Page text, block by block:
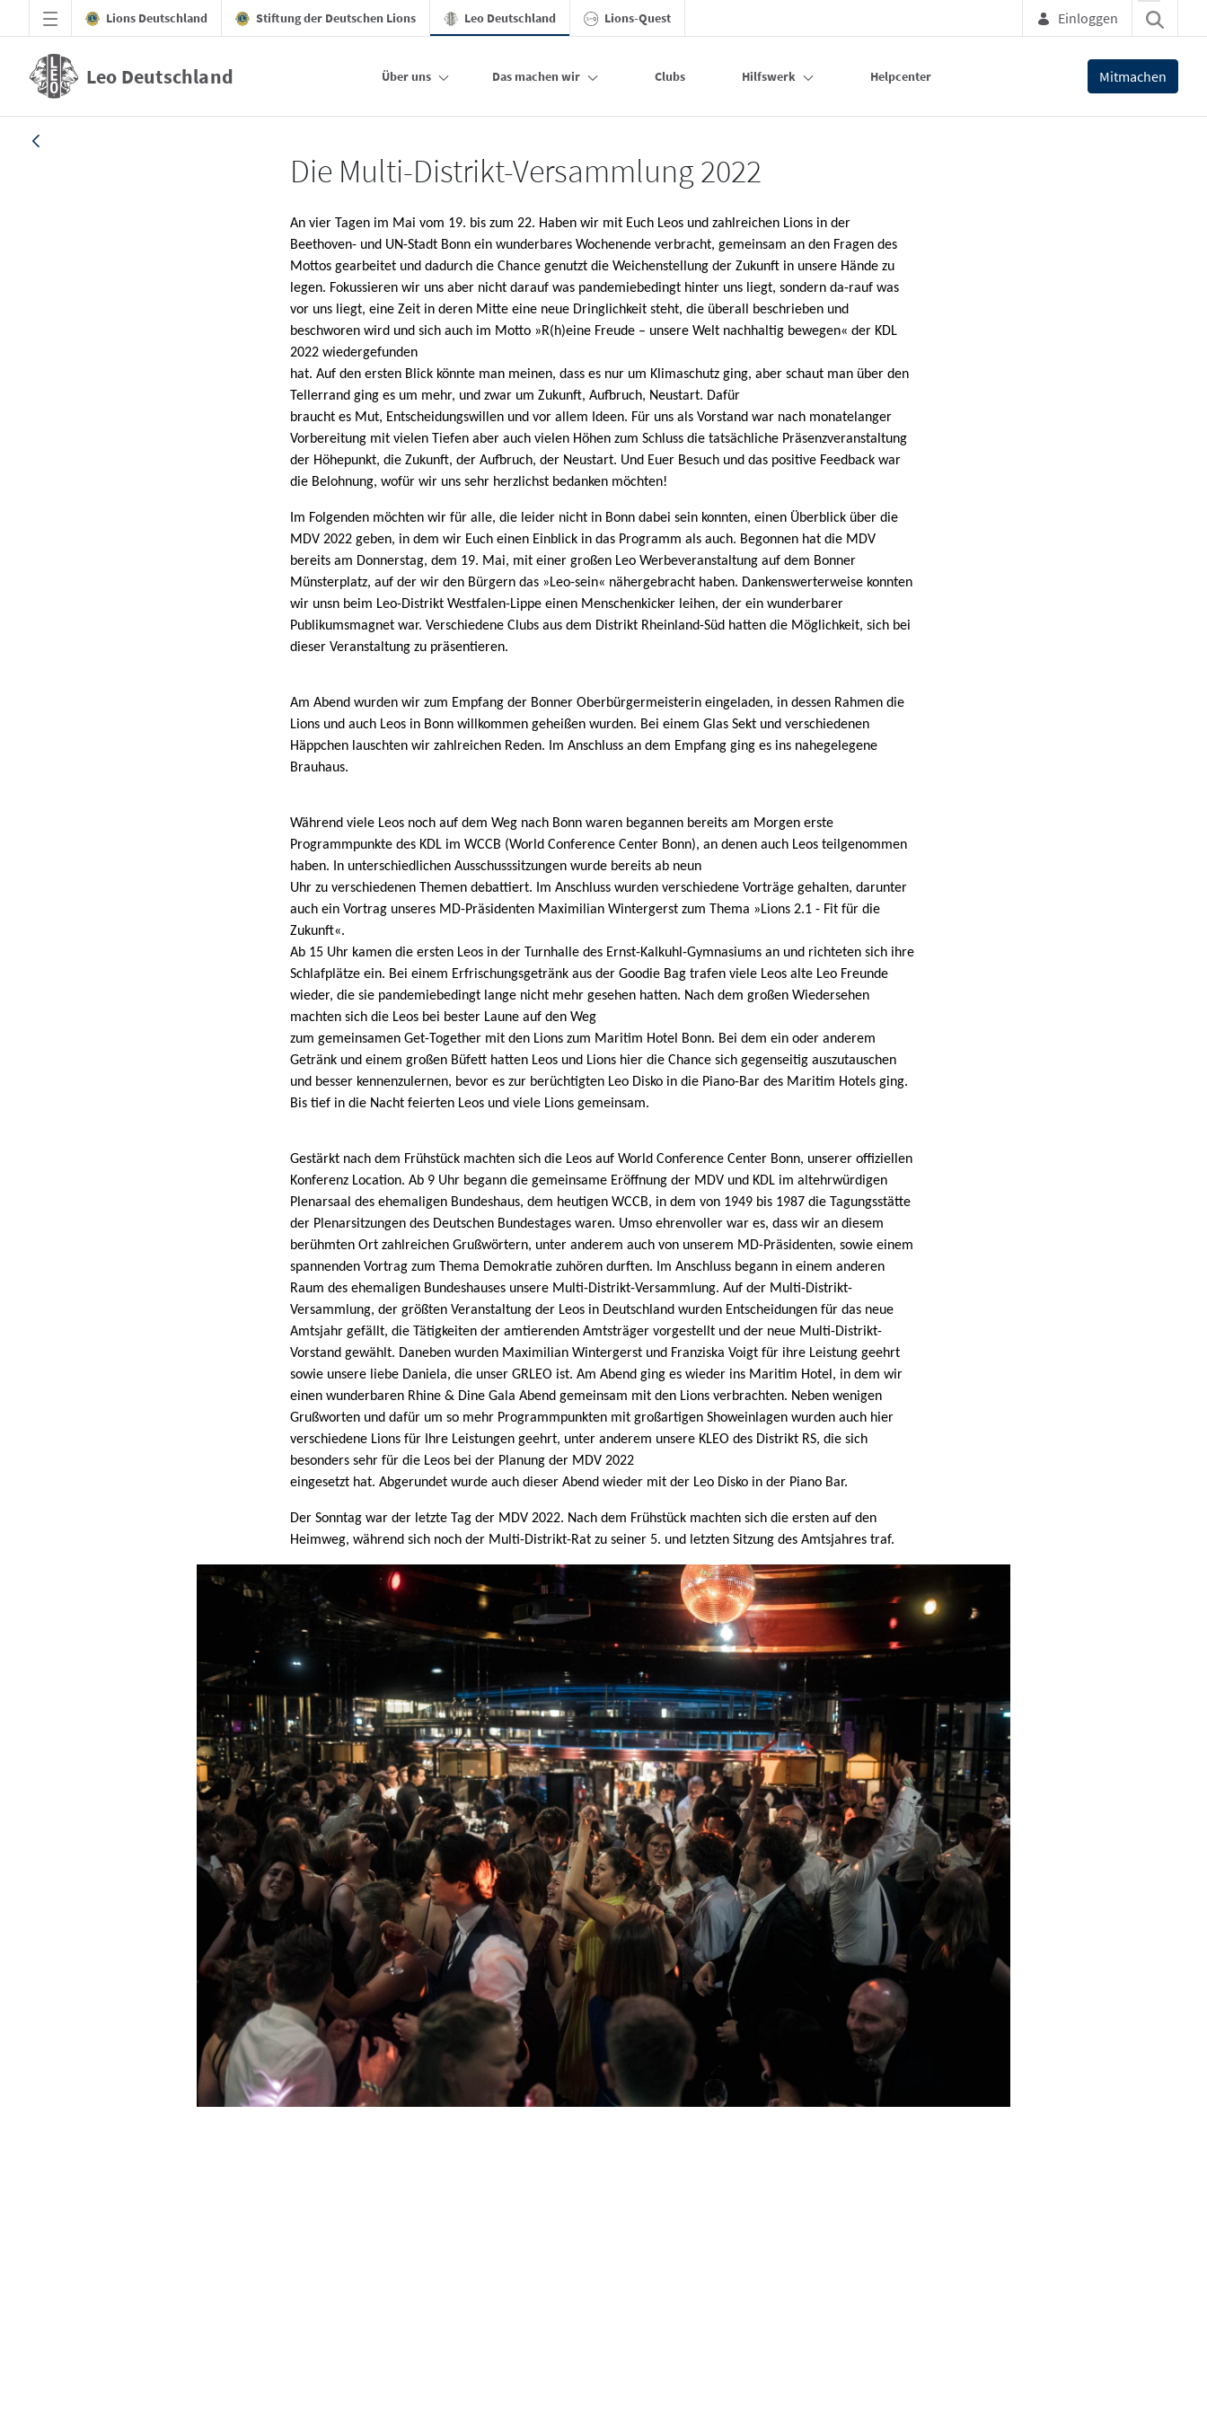
Zum Hauptinhalt springen
Lions Deutschland Stiftung der Deutschen Lions Leo Deutschland Lions-Quest Einloggen
Leo Deutschland Über uns Das machen wir Clubs Hilfswerk Helpcenter Mitmachen
Die Multi-Distrikt-Versammlung 2022
An vier Tagen im Mai vom 19. bis zum 22. Haben wir mit Euch Leos und zahlreichen Lions in der
Beethoven- und UN-Stadt Bonn ein wunderbares Wochenende verbracht, gemeinsam an den Fragen des
Mottos gearbeitet und dadurch die Chance genutzt die Weichenstellung der Zukunft in unsere Hände zu
legen. Fokussieren wir uns aber nicht darauf was pandemiebedingt hinter uns liegt, sondern da-rauf was
vor uns liegt, eine Zeit in deren Mitte eine neue Dringlichkeit steht, die überall beschrieben und
beschworen wird und sich auch im Motto »R(h)eine Freude – unsere Welt nachhaltig bewegen« der KDL
2022 wiedergefunden
hat. Auf den ersten Blick könnte man meinen, dass es nur um Klimaschutz ging, aber schaut man über den
Tellerrand ging es um mehr, und zwar um Zukunft, Aufbruch, Neustart. Dafür
braucht es Mut, Entscheidungswillen und vor allem Ideen. Für uns als Vorstand war nach monatelanger
Vorbereitung mit vielen Tiefen aber auch vielen Höhen zum Schluss die tatsächliche Präsenzveranstaltung
der Höhepunkt, die Zukunft, der Aufbruch, der Neustart. Und Euer Besuch und das positive Feedback war
die Belohnung, wofür wir uns sehr herzlichst bedanken möchten!
Im Folgenden möchten wir für alle, die leider nicht in Bonn dabei sein konnten, einen Überblick über die
MDV 2022 geben, in dem wir Euch einen Einblick in das Programm als auch. Begonnen hat die MDV
bereits am Donnerstag, dem 19. Mai, mit einer großen Leo Werbeveranstaltung auf dem Bonner
Münsterplatz, auf der wir den Bürgern das »Leo-sein« nähergebracht haben. Dankenswerterweise konnten
wir unsn beim Leo-Distrikt Westfalen-Lippe einen Menschenkicker leihen, der ein wunderbarer
Publikumsmagnet war. Verschiedene Clubs aus dem Distrikt Rheinland-Süd hatten die Möglichkeit, sich bei
dieser Veranstaltung zu präsentieren.
Am Abend wurden wir zum Empfang der Bonner Oberbürgermeisterin eingeladen, in dessen Rahmen die
Lions und auch Leos in Bonn willkommen geheißen wurden. Bei einem Glas Sekt und verschiedenen
Häppchen lauschten wir zahlreichen Reden. Im Anschluss an dem Empfang ging es ins nahegelegene
Brauhaus.
Während viele Leos noch auf dem Weg nach Bonn waren begannen bereits am Morgen erste
Programmpunkte des KDL im WCCB (World Conference Center Bonn), an denen auch Leos teilgenommen
haben. In unterschiedlichen Ausschusssitzungen wurde bereits ab neun
Uhr zu verschiedenen Themen debattiert. Im Anschluss wurden verschiedene Vorträge gehalten, darunter
auch ein Vortrag unseres MD-Präsidenten Maximilian Wintergerst zum Thema »Lions 2.1 - Fit für die
Zukunft«.
Ab 15 Uhr kamen die ersten Leos in der Turnhalle des Ernst-Kalkuhl-Gymnasiums an und richteten sich ihre
Schlafplätze ein. Bei einem Erfrischungsgetränk aus der Goodie Bag trafen viele Leos alte Leo Freunde
wieder, die sie pandemiebedingt lange nicht mehr gesehen hatten. Nach dem großen Wiedersehen
machten sich die Leos bei bester Laune auf den Weg
zum gemeinsamen Get-Together mit den Lions zum Maritim Hotel Bonn. Bei dem ein oder anderem
Getränk und einem großen Büfett hatten Leos und Lions hier die Chance sich gegenseitig auszutauschen
und besser kennenzulernen, bevor es zur berüchtigten Leo Disko in die Piano-Bar des Maritim Hotels ging.
Bis tief in die Nacht feierten Leos und viele Lions gemeinsam.
Gestärkt nach dem Frühstück machten sich die Leos auf World Conference Center Bonn, unserer offiziellen
Konferenz Location. Ab 9 Uhr begann die gemeinsame Eröffnung der MDV und KDL im altehrwürdigen
Plenarsaal des ehemaligen Bundeshaus, dem heutigen WCCB, in dem von 1949 bis 1987 die Tagungsstätte
der Plenarsitzungen des Deutschen Bundestages waren. Umso ehrenvoller war es, dass wir an diesem
berühmten Ort zahlreichen Grußwörtern, unter anderem auch von unserem MD-Präsidenten, sowie einem
spannenden Vortrag zum Thema Demokratie zuhören durften. Im Anschluss begann in einem anderen
Raum des ehemaligen Bundeshauses unsere Multi-Distrikt-Versammlung. Auf der Multi-Distrikt-
Versammlung, der größten Veranstaltung der Leos in Deutschland wurden Entscheidungen für das neue
Amtsjahr gefällt, die Tätigkeiten der amtierenden Amtsträger vorgestellt und der neue Multi-Distrikt-
Vorstand gewählt. Daneben wurden Maximilian Wintergerst und Franziska Voigt für ihre Leistung geehrt
sowie unsere liebe Daniela, die unser GRLEO ist. Am Abend ging es wieder ins Maritim Hotel, in dem wir
einen wunderbaren Rhine & Dine Gala Abend gemeinsam mit den Lions verbrachten. Neben wenigen
Grußworten und dafür um so mehr Programmpunkten mit großartigen Showeinlagen wurden auch hier
verschiedene Lions für Ihre Leistungen geehrt, unter anderem unsere KLEO des Distrikt RS, die sich
besonders sehr für die Leos bei der Planung der MDV 2022
eingesetzt hat. Abgerundet wurde auch dieser Abend wieder mit der Leo Disko in der Piano Bar.
Der Sonntag war der letzte Tag der MDV 2022. Nach dem Frühstück machten sich die ersten auf den
Heimweg, während sich noch der Multi-Distrikt-Rat zu seiner 5. und letzten Sitzung des Amtsjahres traf.